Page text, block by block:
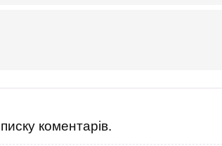
коментарів.